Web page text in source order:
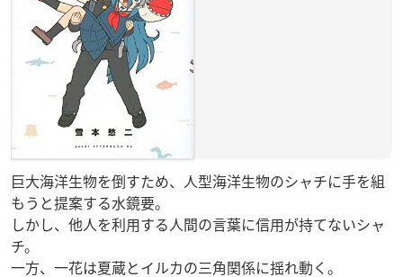
巨大海洋生物を倒すため、人型海洋生物のシャチに手を組
もうと提案する水鏡要。
しかし、他人を利用する人間の言葉に信用が持てないシャ
チ。
一方、一花は夏蔵とイルカの三角関係に揺れ動く。